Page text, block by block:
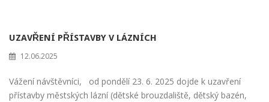
UZAVŘENÍ PŘÍSTAVBY V LÁZNÍCH
12.06.2025
Vážení návštěvníci, od pondělí 23. 6. 2025 dojde k uzavření
přístavby městských lázní (dětské brouzdaliště, dětský bazén,